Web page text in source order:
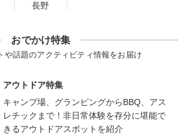
長野
おでかけ特集
や話題のアクティビティ情報をお届け
アウトドア特集
キャンプ場、グランピングからBBQ、アス
レチックまで！非日常体験を存分に堪能で
きるアウトドアスポットを紹介